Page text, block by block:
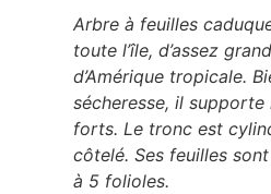
Arbre à feuilles
toute l’île, d’assez
d’Amérique tropicale.
sécheresse, il supporte
forts. Le tronc est
côtelé. Ses feuilles
à 5 folioles.